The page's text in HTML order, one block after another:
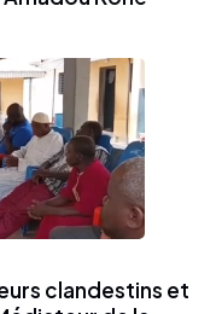
clandestins et